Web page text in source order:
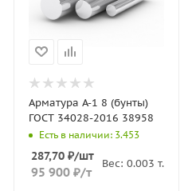
Арматура А-1 8 (бунты)
ГОСТ 34028-2016 38958
Есть в наличии: 3.453
287,70₽/шт
95 900₽/т
Вес: 0.003 т.